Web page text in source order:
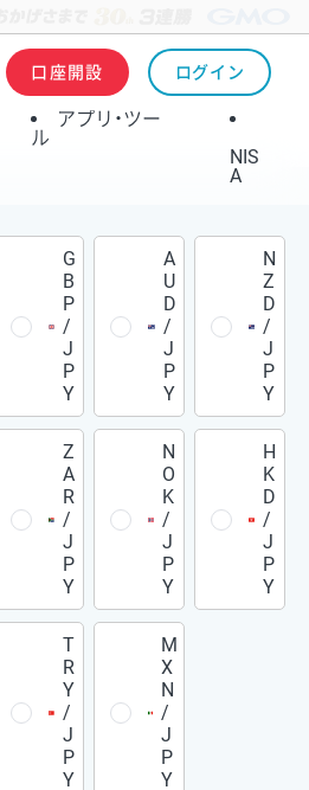
口座開設 ログイン
アプリ・ツー
ル
NIS
A
G
B
P
/
J
P
Y
A
U
D
/
J
P
Y
N
Z
D
/
J
P
Y
Z
A
R
/
J
P
Y
N
O
K
/
J
P
Y
H
K
D
/
J
P
Y
T
R
Y
/
J
P
Y
M
X
N
/
J
P
Y